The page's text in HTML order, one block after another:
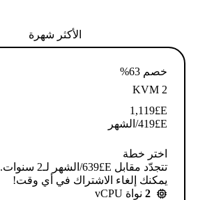
الأكثر شهرة
خصم 63%
KVM 2
E£
1,119
E£
419/الشهر
اختر خطة
تتجدّد مقابل E£⁦639⁩/الشهر لـ2 سنوات.
يمكنك إلغاء الاشتراك في أي وقت!
2 نواة vCPU